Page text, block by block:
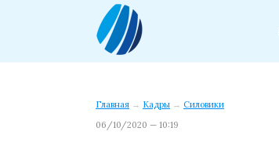
Главная → Кадры → Силовики
06/10/2020 — 10:19